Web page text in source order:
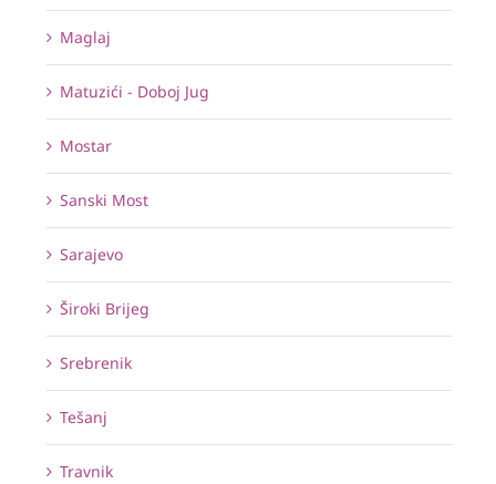
Maglaj
Matuzići - Doboj Jug
Mostar
Sanski Most
Sarajevo
Široki Brijeg
Srebrenik
Tešanj
Travnik